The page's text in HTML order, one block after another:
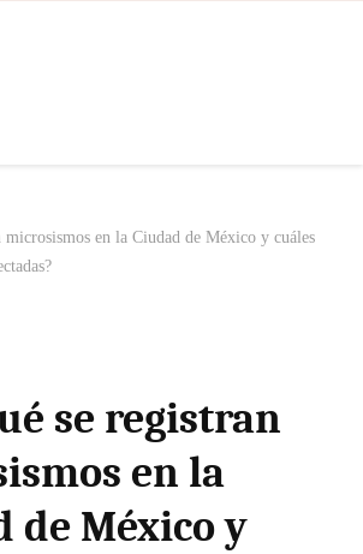
microsismos en la Ciudad de México y cuáles
se registran
en la
de México y